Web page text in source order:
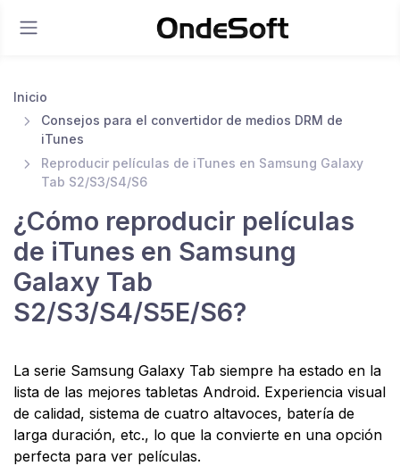
Inicio
Consejos para el convertidor de medios DRM de
iTunes
Reproducir películas de iTunes en Samsung Galaxy
Tab S2/S3/S4/S6
¿Cómo reproducir películas
de iTunes en Samsung
Galaxy Tab
S2/S3/S4/S5E/S6?
La serie Samsung Galaxy Tab siempre ha estado en la
lista de las mejores tabletas Android. Experiencia visual
de calidad, sistema de cuatro altavoces, batería de
larga duración, etc., lo que la convierte en una opción
perfecta para ver películas.